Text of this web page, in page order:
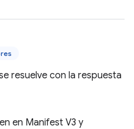
resuelve con la respuesta
en Manifest V3 y